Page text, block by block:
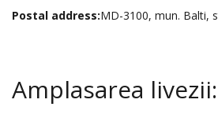
Postal address:MD-3100, mun. Balti,
Amplasarea livezii: